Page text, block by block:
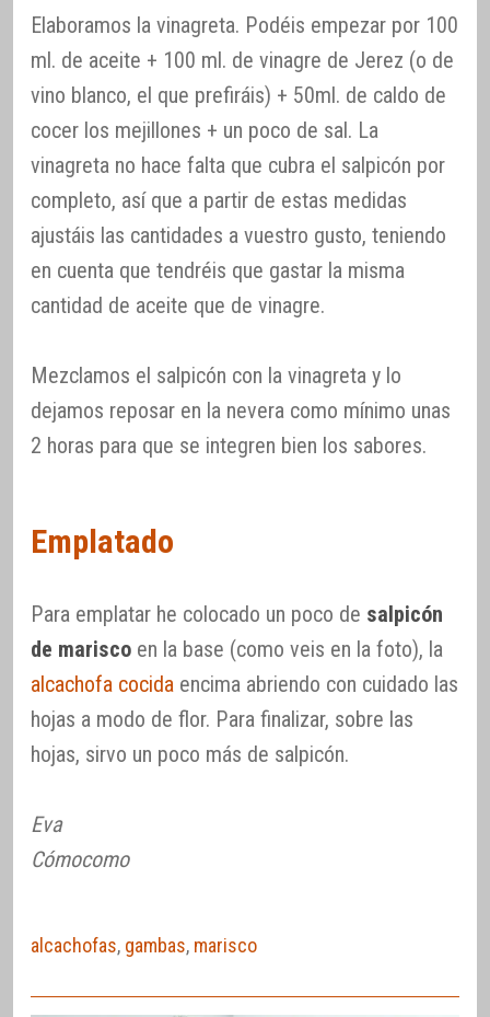
Elaboramos la vinagreta. Podéis empezar por 100
ml. de aceite + 100 ml. de vinagre de Jerez (o de
vino blanco, el que prefiráis) + 50ml. de caldo de
cocer los mejillones + un poco de sal. La
vinagreta no hace falta que cubra el salpicón por
completo, así que a partir de estas medidas
ajustáis las cantidades a vuestro gusto, teniendo
en cuenta que tendréis que gastar la misma
cantidad de aceite que de vinagre.
Mezclamos el salpicón con la vinagreta y lo
dejamos reposar en la nevera como mínimo unas
2 horas para que se integren bien los sabores.
Emplatado
Para emplatar he colocado un poco de salpicón
de marisco en la base (como veis en la foto), la
alcachofa cocida encima abriendo con cuidado las
hojas a modo de flor. Para finalizar, sobre las
hojas, sirvo un poco más de salpicón.
Eva
Cómocomo
alcachofas, gambas, marisco